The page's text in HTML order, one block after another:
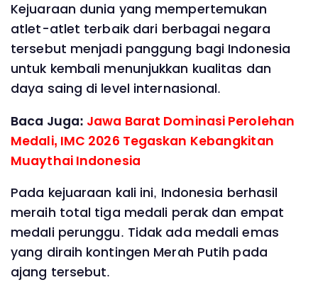
Kejuaraan dunia yang mempertemukan
atlet-atlet terbaik dari berbagai negara
tersebut menjadi panggung bagi Indonesia
untuk kembali menunjukkan kualitas dan
daya saing di level internasional.
Baca Juga: Jawa Barat Dominasi Perolehan
Medali, IMC 2026 Tegaskan Kebangkitan
Muaythai Indonesia
Pada kejuaraan kali ini, Indonesia berhasil
meraih total tiga medali perak dan empat
medali perunggu. Tidak ada medali emas
yang diraih kontingen Merah Putih pada
ajang tersebut.